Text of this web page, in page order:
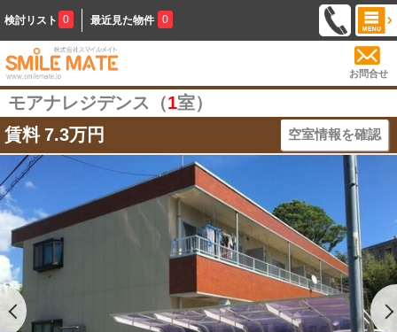
検討リスト 0 最近見た物件 0
お問合せ
モアナレジデンス（1室）
賃料 7.3万円 空室情報を確認